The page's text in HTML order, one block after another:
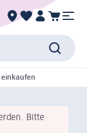
Bitte